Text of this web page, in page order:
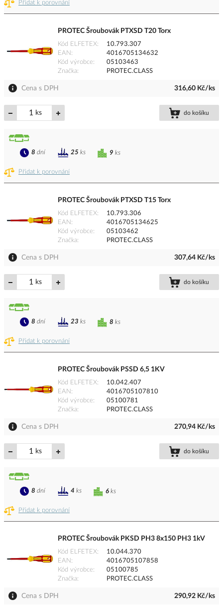
Přidat k porovnání
PROTEC Šroubovák PTXSD T20 Torx
Kód ELFETEX
10.793.307
EAN
4016705134632
Kód výrobce
05103463
Značka
PROTEC.CLASS
Cena s DPH 316,60 Kč/ks
ks do košíku
Přidat k porovnání
9 ks
8 dní 25 ks
PROTEC Šroubovák PTXSD T15 Torx
Kód ELFETEX
10.793.306
EAN
4016705134625
Kód výrobce
05103462
Značka
PROTEC.CLASS
Cena s DPH 307,64 Kč/ks
ks do košíku
Přidat k porovnání
8 ks
8 dní 23 ks
PROTEC Šroubovák PSSD 6,5 1KV
Kód ELFETEX
10.042.407
EAN
4016705107810
Kód výrobce
05100781
Značka
PROTEC.CLASS
Cena s DPH 270,94 Kč/ks
ks do košíku
Přidat k porovnání
6 ks
8 dní 4 ks
PROTEC Šroubovák PKSD PH3 8x150 PH3 1kV
Kód ELFETEX
10.044.370
EAN
4016705107858
Kód výrobce
05100785
Značka
PROTEC.CLASS
Cena s DPH 290,92 Kč/ks